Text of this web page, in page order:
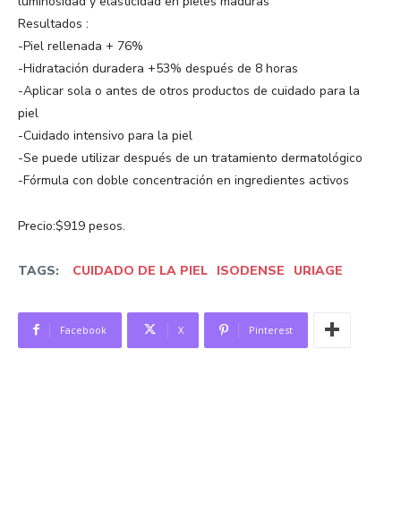
Resultados :
-Piel rellenada + 76%
-Hidratación duradera +53% después de 8 horas
-Aplicar sola o antes de otros productos de cuidado para la
piel
-Cuidado intensivo para la piel
-Se puede utilizar después de un tratamiento dermatológico
-Fórmula con doble concentración en ingredientes activos
Precio:$919 pesos.
TAGS: CUIDADO DE LA PIEL ISODENSE URIAGE
Facebook X Pinterest